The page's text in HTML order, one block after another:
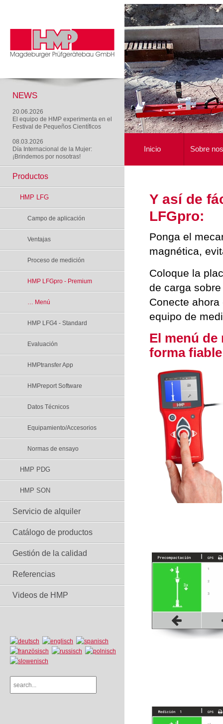
NEWS
20.06.2026
El equipo de HMP experimenta en el
Festival de Pequeños Científicos
08.03.2026
Día Internacional de la Mujer:
¡Brindemos por nosotras!
Inicio Sobre
Productos
HMP LFG
Campo de aplicación
Ventajas
Proceso de medición
HMP LFGpro - Premium
… Menú
HMP LFG4 - Standard
Evaluación
HMPtransfer App
HMPreport Software
Datos Técnicos
Equipamiento/Accesorios
Normas de ensayo
HMP PDG
HMP SON
Servicio de alquiler
Catálogo de productos
Gestión de la calidad
Referencias
Videos de HMP
Y así de
LFGpro:
Ponga el
magnética,
Coloque la
de carga
Conecte
equipo de
El menú de
forma